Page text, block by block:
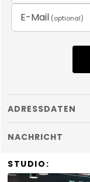
E-Mail (optional)
ADRESSDATEN
NACHRICHT
STUDIO :